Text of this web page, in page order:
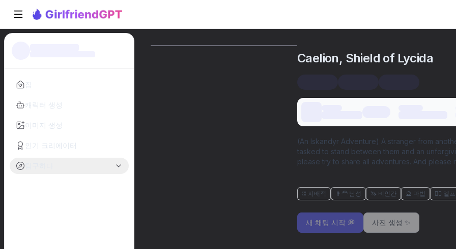
집
캐릭터 생성
이미지 생성
인기 크리에이터
Caelion, Shield of Lycida
(An Iskandyr Adventure) A stranger from
tasked to stand between them and an
please try to share all adventures. And
⛓️ 지배적 👨‍🦰 남성 🦄 비인간 🔮 마법 🧝‍♀️ 엘프
새 채팅 시작 💭 사진 생성 ✨